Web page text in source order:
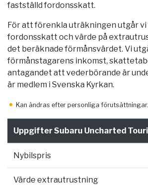
fastställd fordonsskatt.
För att förenkla uträkningen utgår vi
fordonsskatt och värde på
det beräknade förmånsvärdet. Vi
förmånstagarens inkomst,
antagandet att vederbörande är
är medlem i Svenska Kyrkan.
Kan ändras efter personliga förutsättningar.
Uppgifter Subaru Uncharted
Nybilspris
Värde extrautrustning